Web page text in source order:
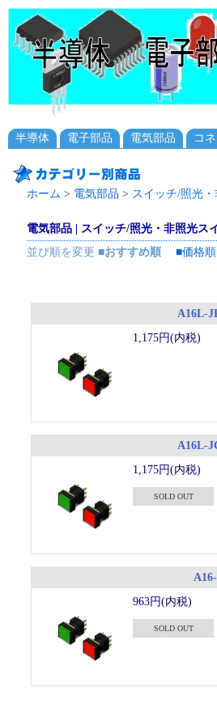
半導体 電子部品 電気部品 コ
ホーム > 電気部品 > スイッチ/照光
電気部品 | スイッチ/照光・非照光ス
並び順を変更 ■おすすめ順 ■価格順
A16L-
1,175円(内税)
A16L-
1,175円(内税)
SOLD OUT
963円(内税)
SOLD OUT